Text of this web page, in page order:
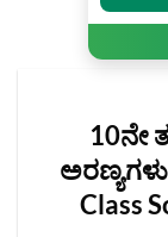
10ನೇ
Class